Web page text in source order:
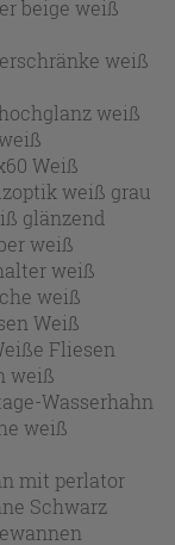
beige weiß
weiß
weiß
Weiß
weiß grau
glänzend
weiß
weiß
weiß
Weiß
Fliesen
weiß
Wasserhahn
weiß
mit perlator
Schwarz